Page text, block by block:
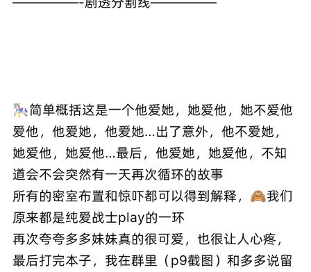
🎠简单概括这是一个他爱她，她爱他，她不爱他
爱他，他爱她，他爱她…出了意外，他不爱她，
她爱他，她爱他…最后，他爱她，她爱他，不知
道会不会突然有一天再次循环的故事
所有的密室布置和惊吓都可以得到解释，🙈我们
原来都是纯爱战士play的一环
再次夸夸多多妹妹真的很可爱，也很让人心疼，
最后打完本子，我在群里（p9截图）和多多说留